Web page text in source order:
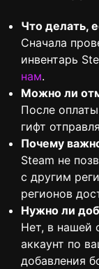
Что делать,
Сначала
инвентарь
нам.
Можно ли
После
гифт
Почему
Steam не
с другим
регионов
Нужно ли
Нет, в нашей
аккаунт по
добавления